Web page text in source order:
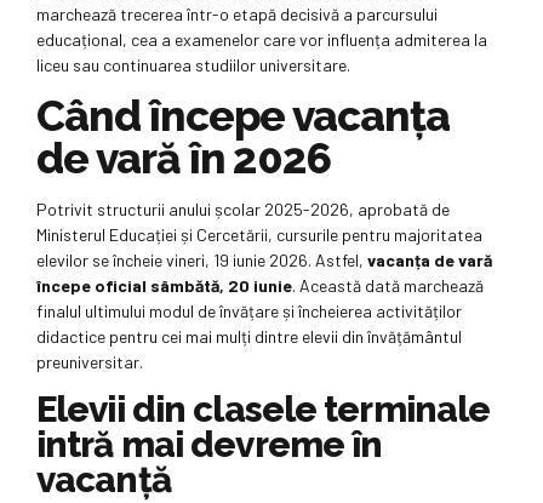
marchează trecerea într-o etapă decisivă a parcursului
educațional, cea a examenelor care vor influența admiterea la
liceu sau continuarea studiilor universitare.
Când începe vacanța
de vară în 2026
Potrivit structurii anului școlar 2025-2026, aprobată de
Ministerul Educației și Cercetării, cursurile pentru majoritatea
elevilor se încheie vineri, 19 iunie 2026. Astfel, vacanța de vară
începe oficial sâmbătă, 20 iunie. Această dată marchează
finalul ultimului modul de învățare și încheierea activităților
didactice pentru cei mai mulți dintre elevii din învățământul
preuniversitar.
Elevii din clasele terminale
intră mai devreme în
vacanță